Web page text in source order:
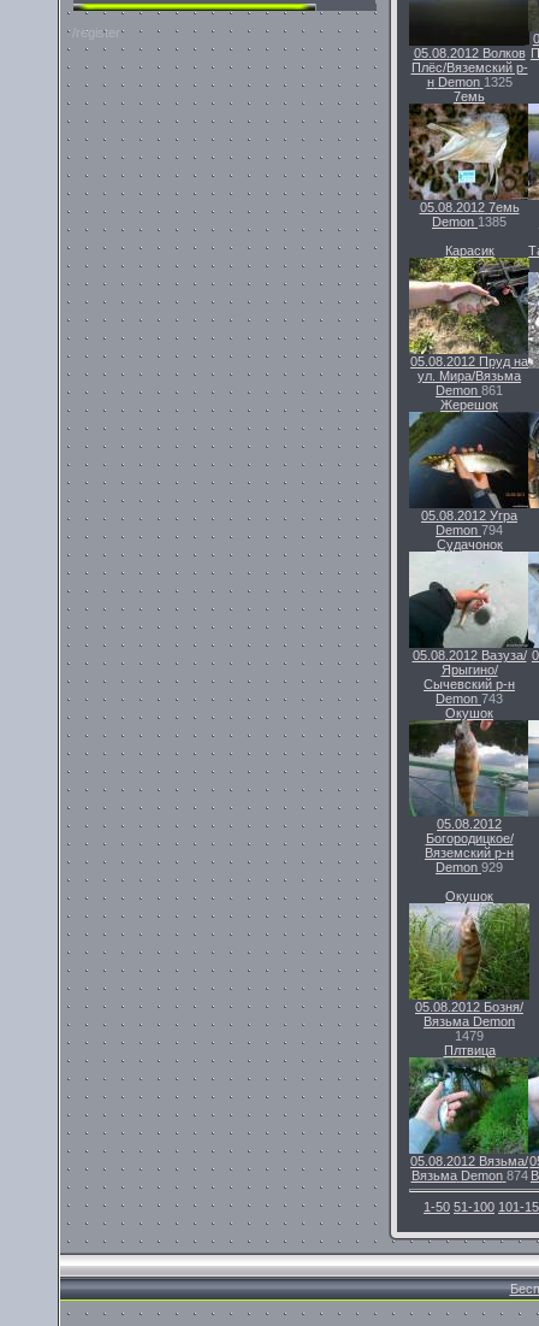
/register
05.08.2012 Волков
Плёс/Вяземский р-
н Demon 1325
7емь
05.08.2012 7емь
Demon 1385
Карасик
05.08.2012 Пруд на
ул. Мира/Вязьма
Demon 861
Жерешок
05.08.2012 Угра
Demon 794
Судачонок
05.08.2012 Вазуза/
Ярыгино/
Сычевский р-н
Demon 743
Окушок
05.08.2012
Богородицкое/
Вяземский р-н
Demon 929
Окушок
05.08.2012 Бозня/
Вязьма Demon
1479
Плтвица
05.08.2012 Вязьма/
Вязьма Demon 874
1-50 51-100 101-